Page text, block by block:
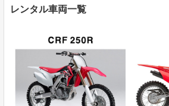
レンタル車両一覧